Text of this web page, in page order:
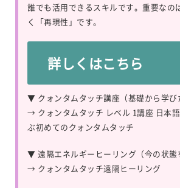
誰でも活用できるスキルです。重要なの
く「再現性」です。
詳しくはこちら
▼ クォンタムタッチ講座（基礎から学び
→ クォンタムタッチ レベル 1講座 日本
ぶ初めてのクォンタムタッチ
▼ 遠隔エネルギーヒーリング（今の状態
→ クォンタムタッチ遠隔ヒーリング